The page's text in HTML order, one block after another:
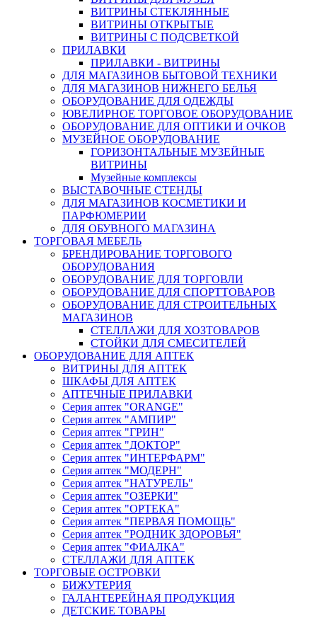
ВИТРИНЫ СТЕКЛЯННЫЕ
ВИТРИНЫ ОТКРЫТЫЕ
ВИТРИНЫ С ПОДСВЕТКОЙ
ПРИЛАВКИ
ПРИЛАВКИ - ВИТРИНЫ
ДЛЯ МАГАЗИНОВ БЫТОВОЙ ТЕХНИКИ
ДЛЯ МАГАЗИНОВ НИЖНЕГО БЕЛЬЯ
ОБОРУДОВАНИЕ ДЛЯ ОДЕЖДЫ
ЮВЕЛИРНОЕ ТОРГОВОЕ ОБОРУДОВАНИЕ
ОБОРУДОВАНИЕ ДЛЯ ОПТИКИ И ОЧКОВ
МУЗЕЙНОЕ ОБОРУДОВАНИЕ
ГОРИЗОНТАЛЬНЫЕ МУЗЕЙНЫЕ
ВИТРИНЫ
Музейные комплексы
ВЫСТАВОЧНЫЕ СТЕНДЫ
ДЛЯ МАГАЗИНОВ КОСМЕТИКИ И
ПАРФЮМЕРИИ
ДЛЯ ОБУВНОГО МАГАЗИНА
ТОРГОВАЯ МЕБЕЛЬ
БРЕНДИРОВАНИЕ ТОРГОВОГО
ОБОРУДОВАНИЯ
ОБОРУДОВАНИЕ ДЛЯ ТОРГОВЛИ
ОБОРУДОВАНИЕ ДЛЯ СПОРТТОВАРОВ
ОБОРУДОВАНИЕ ДЛЯ СТРОИТЕЛЬНЫХ
МАГАЗИНОВ
СТЕЛЛАЖИ ДЛЯ ХОЗТОВАРОВ
СТОЙКИ ДЛЯ СМЕСИТЕЛЕЙ
ОБОРУДОВАНИЕ ДЛЯ АПТЕК
ВИТРИНЫ ДЛЯ АПТЕК
ШКАФЫ ДЛЯ АПТЕК
АПТЕЧНЫЕ ПРИЛАВКИ
Серия аптек "ORANGE"
Серия аптек "АМПИР"
Серия аптек "ГРИН"
Серия аптек "ДОКТОР"
Серия аптек "ИНТЕРФАРМ"
Серия аптек "МОДЕРН"
Серия аптек "НАТУРЕЛЬ"
Серия аптек "ОЗЕРКИ"
Серия аптек "ОРТЕКА"
Серия аптек "ПЕРВАЯ ПОМОЩЬ"
Серия аптек "РОДНИК ЗДОРОВЬЯ"
Серия аптек "ФИАЛКА"
СТЕЛЛАЖИ ДЛЯ АПТЕК
ТОРГОВЫЕ ОСТРОВКИ
БИЖУТЕРИЯ
ГАЛАНТЕРЕЙНАЯ ПРОДУКЦИЯ
ДЕТСКИЕ ТОВАРЫ